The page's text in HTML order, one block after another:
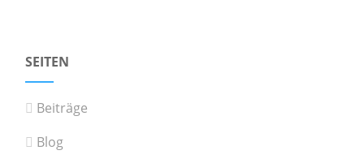
SEITEN
Beiträge
Blog